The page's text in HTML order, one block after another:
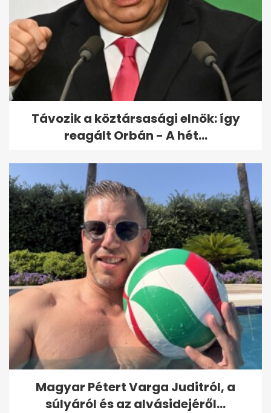
Műhold és MI jelzi előre a tüzet,
drónflotta indulhat az oltásra
Távozik a köztársasági elnök: így
reagált Orbán - A hét...
Magyar Pétert Varga Juditról, a
súlyáról és az alvásidejéről...